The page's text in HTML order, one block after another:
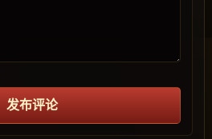
发布评论